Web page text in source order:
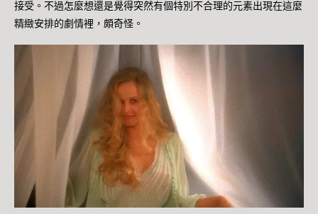
接受。不過怎麼想還是覺得突然有個特別不合理的元素出現在這麼
精緻安排的劇情裡，頗奇怪。